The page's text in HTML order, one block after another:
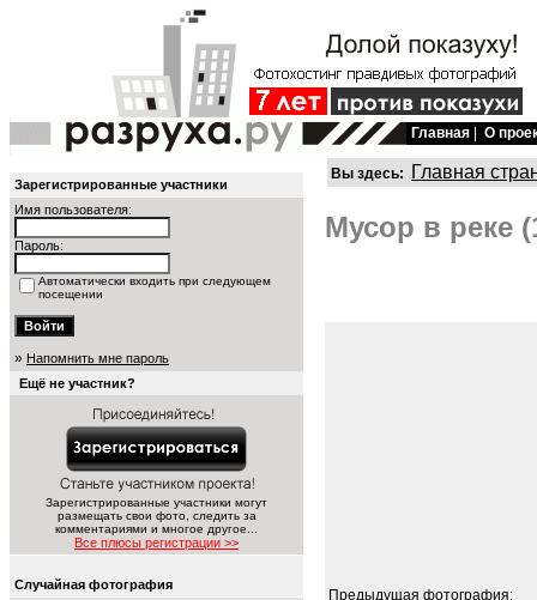
Главная О
Зарегистрированные участники
Имя пользователя:
Пароль:
Автоматически входить при следующем
посещении
» Напомнить мне пароль
Ещё не участник?
Зарегистрированные участники могут
размещать свои фото, следить за
комментариями и многое другое...
Все плюсы регистрации >>
Случайная фотография
Вы здесь: Главная
Мусор в реке
Предыдущая фотография: